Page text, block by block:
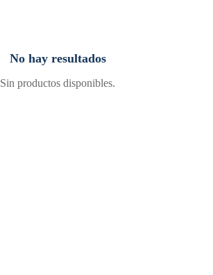
No hay resultados
Sin productos disponibles.